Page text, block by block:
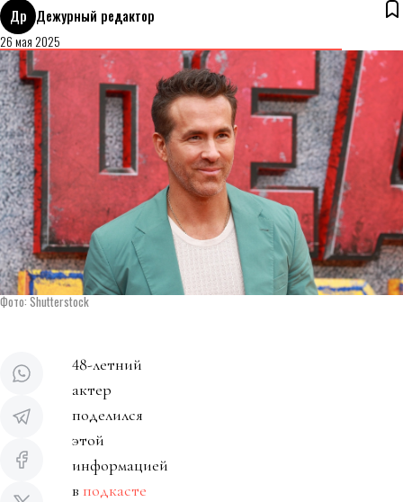
Др Дежурный редактор
26 мая 2025
Фото: Shutterstock
48-летний
актер
поделился
этой
информацией
в подкасте